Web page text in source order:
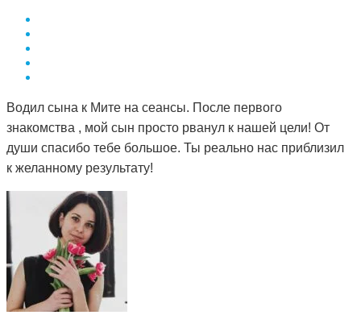
Водил сына к Мите на сеансы. После первого
знакомства , мой сын просто рванул к нашей цели! От
души спасибо тебе большое. Ты реально нас приблизил
к желанному результату!